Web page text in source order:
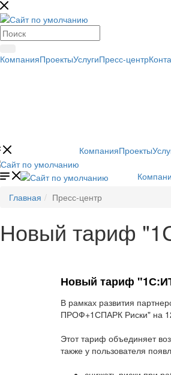
КомпанияПроектыУслугиПресс-центр
КомпанияПроекты
Главная
Пресс-центр
Новый тариф
Новый тариф
В рамках развития
ПРОФ+1СПАРК Риски" на
Этот тариф объединяет
также у пользователя